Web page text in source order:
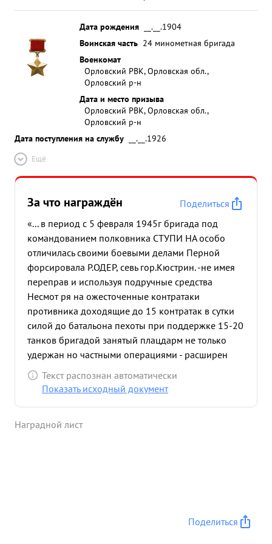
Дата рождения
__.__.1904
Воинская часть 24 минометная бригада
Военкомат
Орловский РВК, Орловская обл.,
Орловский р-н
Дата и место призыва
Орловский РВК, Орловская обл.,
Орловский р-н
Дата поступления на службу
__.__.1926
Ещё
За что награждён
Поделиться
«... в период с 5 февраля 1945г бригада под
командованием полковника СТУПИ НА особо
отличилась своими боевыми делами Перной
форсировала Р.ОДЕР, севь гор.Кюстрин. -не имея
переправ и используя подручные средства
Несмот ря на ожесточенные контратаки
противника доходящие до 15 контратак в сутки
силой до батальона пехоты при поддержке 15-20
танков бригадой занятый плацдарм не только
удержан но частными операциями - расширен
подготовлен для броска на БЕРЛИН. Благодаря
личному умению в управлении бри гадой
основном решила исход боях по овладению г
наступлении использ овалась как группа ПП .В
Текст распознан автоматически
Показать исходный документ
Наградной лист
Поделиться